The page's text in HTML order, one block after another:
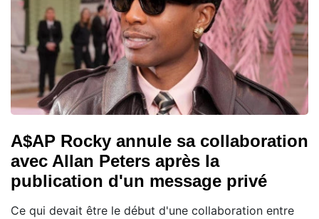
A$AP Rocky annule sa collaboration
avec Allan Peters après la
publication d'un message privé
Ce qui devait être le début d'une collaboration entre